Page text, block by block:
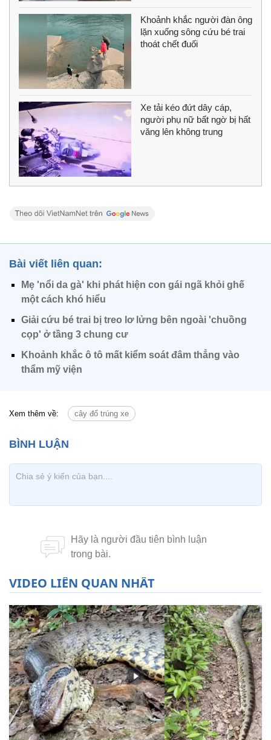
Khoảnh khắc người đàn ông
lặn xuống sông cứu bé trai
thoát chết đuối
Xe tải kéo đứt dây cáp,
người phụ nữ bất ngờ bị hất
văng lên không trung
Bài viết liên quan:
Mẹ 'nổi da gà' khi phát hiện con gái ngã khỏi ghế
một cách khó hiểu
Giải cứu bé trai bị treo lơ lửng bên ngoài 'chuồng
cọp' ở tầng 3 chung cư
Khoảnh khắc ô tô mất kiểm soát đâm thẳng vào
thẩm mỹ viện
Xem thêm về: cây đổ trúng xe
VIDEO LIÊN QUAN NHẤT